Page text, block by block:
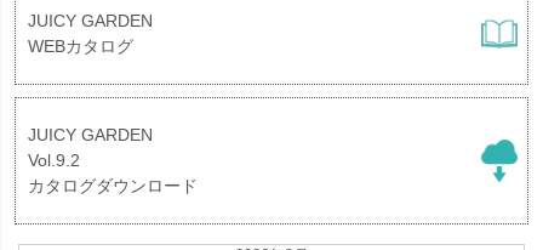
JUICY GARDEN
WEBカタログ
JUICY GARDEN
Vol.9.2
カタログダウンロード